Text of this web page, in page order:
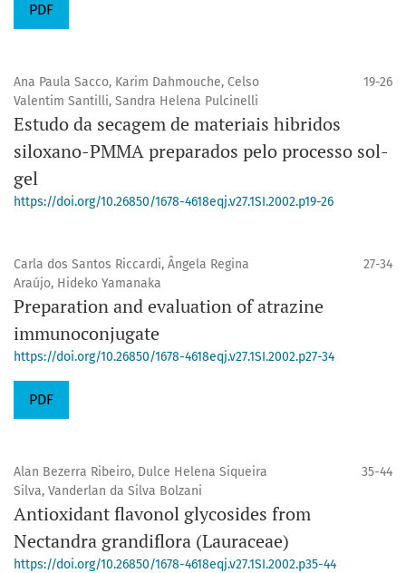
PDF
Ana Paula Sacco, Karim Dahmouche, Celso
Valentim Santilli, Sandra Helena Pulcinelli
19-26
Estudo da secagem de materiais hibridos
siloxano-PMMA preparados pelo processo sol-
gel
https://doi.org/10.26850/1678-4618eqj.v27.1SI.2002.p19-26
Carla dos Santos Riccardi, Ângela Regina
Araújo, Hideko Yamanaka
27-34
Preparation and evaluation of atrazine
immunoconjugate
https://doi.org/10.26850/1678-4618eqj.v27.1SI.2002.p27-34
PDF
Alan Bezerra Ribeiro, Dulce Helena Siqueira
Silva, Vanderlan da Silva Bolzani
35-44
Antioxidant flavonol glycosides from
Nectandra grandiflora (Lauraceae)
https://doi.org/10.26850/1678-4618eqj.v27.1SI.2002.p35-44